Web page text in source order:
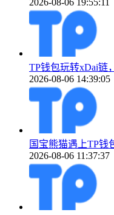
2026-08-06 19:55:11
TP钱包玩转xDai链
2026-08-06 14:39:05
国宝熊猫遇上TP钱
2026-08-06 11:37:37